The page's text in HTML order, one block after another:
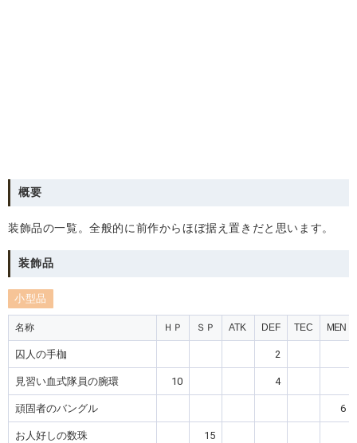
概要
装飾品の一覧。全般的に前作からほぼ据え置きだと思います。
装飾品
小型品
名称 ＨＰ ＳＰ ATK DEF TEC MEN
囚人の手枷 2
見習い血式隊員の腕環 10 4
頑固者のバングル 6
お人好しの数珠 15